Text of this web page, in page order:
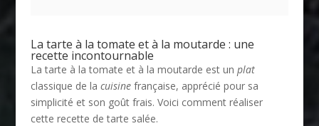
La tarte à la tomate et à la moutarde : une
recette incontournable
La tarte à la tomate et à la moutarde est un plat
classique de la cuisinefrançaise, apprécié pour sa
simplicité et son goût frais. Voici comment réaliser
cette recette de tarte salée.